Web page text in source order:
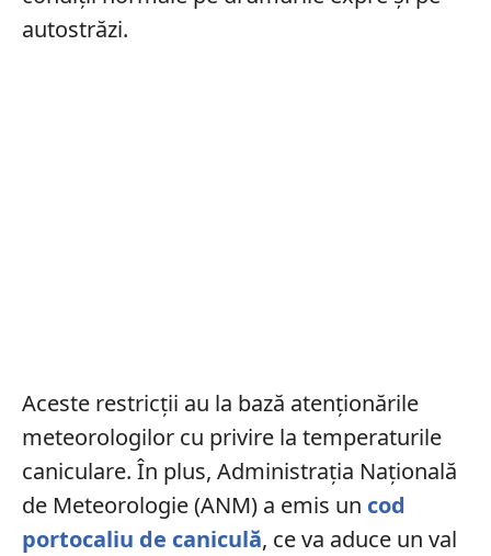
autostrăzi.
Aceste restricții au la bază atenționările
meteorologilor cu privire la temperaturile
caniculare. În plus, Administraţia Naţională
de Meteorologie (ANM) a emis un cod
portocaliu de caniculă, ce va aduce un val